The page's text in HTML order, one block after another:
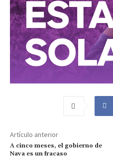
Artículo anterior
A cinco meses, el gobierno de
Nava es un fracaso